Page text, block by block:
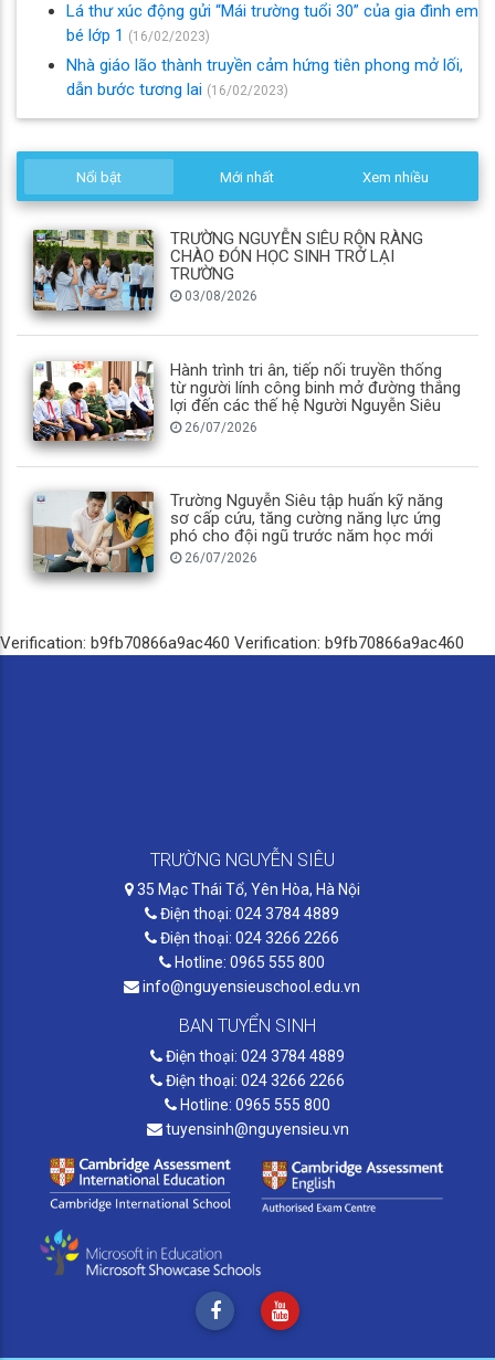
Lá thư xúc động gửi “Mái trường tuổi 30” của gia đình em
bé lớp 1 (16/02/2023)
Nhà giáo lão thành truyền cảm hứng tiên phong mở lối,
dẫn bước tương lai (16/02/2023)
Nổi bật Mới nhất Xem nhiều
TRƯỜNG NGUYỄN SIÊU RỘN RÀNG
CHÀO ĐÓN HỌC SINH TRỞ LẠI
TRƯỜNG
03/08/2026
Hành trình tri ân, tiếp nối truyền thống
từ người lính công binh mở đường thắng
lợi đến các thế hệ Người Nguyễn Siêu
26/07/2026
Trường Nguyễn Siêu tập huấn kỹ năng
sơ cấp cứu, tăng cường năng lực ứng
phó cho đội ngũ trước năm học mới
26/07/2026
Verification: b9fb70866a9ac460 Verification: b9fb70866a9ac460
TRƯỜNG NGUYỄN SIÊU
35 Mạc Thái Tổ, Yên Hòa, Hà Nội
Điện thoại: 024 3784 4889
Điện thoại: 024 3266 2266
Hotline: 0965 555 800
info@nguyensieuschool.edu.vn
BAN TUYỂN SINH
Điện thoại: 024 3784 4889
Điện thoại: 024 3266 2266
Hotline: 0965 555 800
tuyensinh@nguyensieu.vn